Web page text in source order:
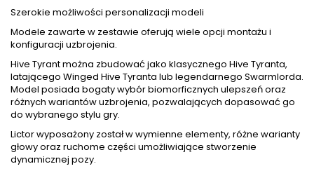
Szerokie możliwości personalizacji modeli
Modele zawarte w zestawie oferują wiele opcji montażu i
konfiguracji uzbrojenia.
Hive Tyrant można zbudować jako klasycznego Hive Tyranta,
latającego Winged Hive Tyranta lub legendarnego Swarmlorda.
Model posiada bogaty wybór biomorficznych ulepszeń oraz
różnych wariantów uzbrojenia, pozwalających dopasować go
do wybranego stylu gry.
Lictor wyposażony został w wymienne elementy, różne warianty
głowy oraz ruchome części umożliwiające stworzenie
dynamicznej pozy.